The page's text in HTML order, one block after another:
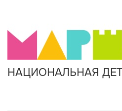
НАЦИОНАЛЬНАЯ